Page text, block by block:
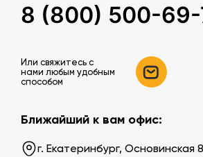
8 (800) 500-
Или свяжитесь c
нами любым удобным
способом
Ближайший к вам офис:
г. Екатеринбург, Основинская